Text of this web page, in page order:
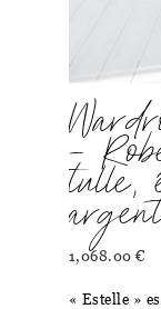
–
tulle,
1,068.00 €
« Estelle »